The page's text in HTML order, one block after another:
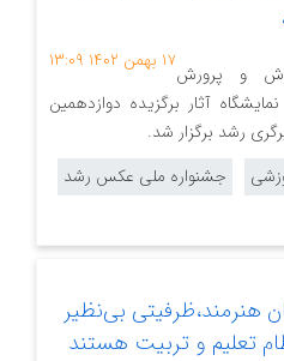
۱۷ بهمن ۱۴۰۲ ۱۳:۰۹
و پرورش
آثار برگزیده دوازدهمین
رشد برگزار شد.
جشنواره ملی عکس رشد
هنرمند،ظرفیتی بی‌نظیر
تعلیم و تربیت هستند